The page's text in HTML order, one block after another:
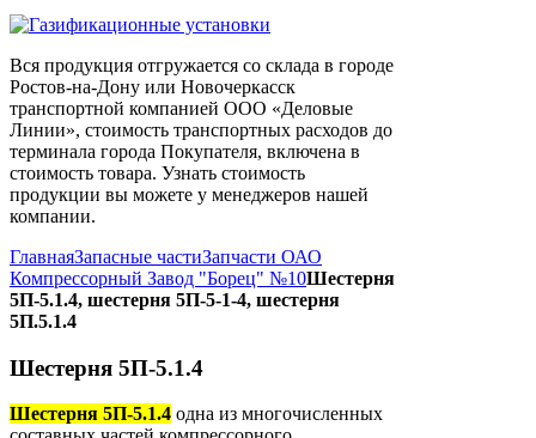
Вся продукция отгружается со склада в городе
Ростов-на-Дону или Новочеркасск
транспортной компанией ООО «Деловые
Линии», стоимость транспортных расходов до
терминала города Покупателя, включена в
стоимость товара. Узнать стоимость
продукции вы можете у менеджеров нашей
компании.
ГлавнаяЗапасные частиЗапчасти ОАО
Компрессорный Завод "Борец" №10Шестерня
5П-5.1.4, шестерня 5П-5-1-4, шестерня
5П.5.1.4
Шестерня 5П-5.1.4
Шестерня 5П-5.1.4 одна из многочисленных